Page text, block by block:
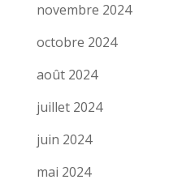
novembre 2024
octobre 2024
août 2024
juillet 2024
juin 2024
mai 2024